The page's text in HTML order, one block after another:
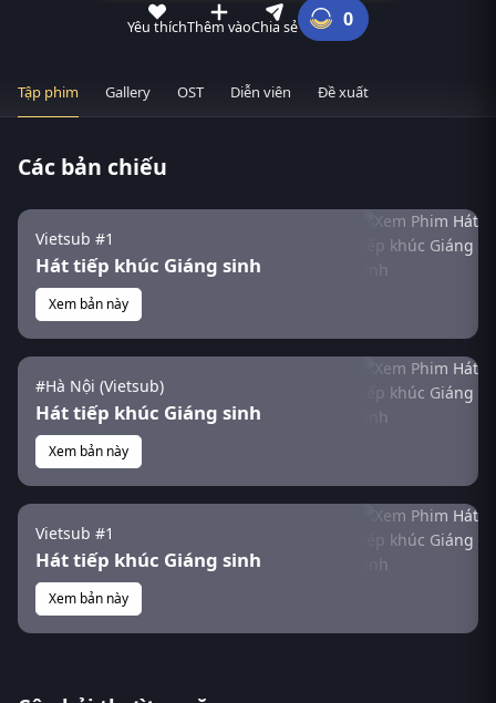
Yêu thíchThêm vàoChia sẻ 0
Tập phim Gallery OST Diễn viên Đề xuất
Các bản chiếu
Vietsub #1
Hát tiếp khúc Giáng sinh
Xem bản này
#Hà Nội (Vietsub)
Hát tiếp khúc Giáng sinh
Xem bản này
Vietsub #1
Hát tiếp khúc Giáng sinh
Xem bản này